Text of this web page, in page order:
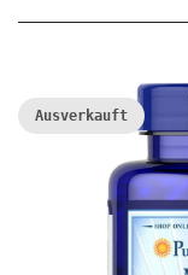
Ausverkauft